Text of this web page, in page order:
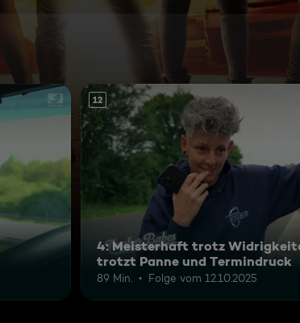
12
4: Meisterhaft trotz
trotzt Panne und Termindruck
89 Min. Folge vom 12.10.2025